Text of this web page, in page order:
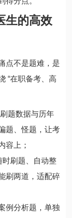
生的高效
点不是题难，是
“在职备考、高
题数据与历年
题、怪题，让考
容上；
时刷题、自动整
刷两道，适配碎
例分析题，单独